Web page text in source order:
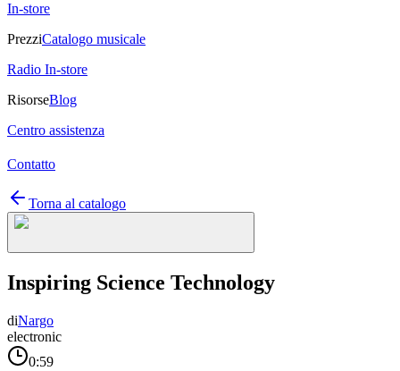
In-store
PrezziCatalogo musicale
Radio In-store
RisorseBlog
Centro assistenza
Contatto
Torna al catalogo
Inspiring Science Technology
diNargo
electronic
0:59